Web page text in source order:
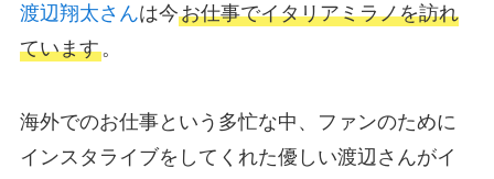
渡辺翔太さんは今お仕事でイタリアミラノを訪れ
ています。
海外でのお仕事という多忙な中、ファンのために
インスタライブをしてくれた優しい渡辺さんがイ